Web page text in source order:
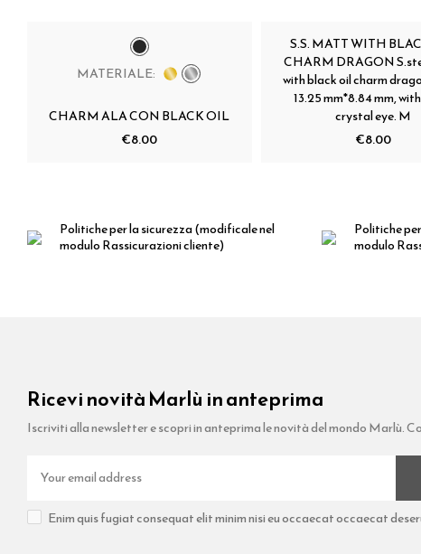
MATERIALE:
CHARM ALA CON BLACK OIL
€8.00
S.S. MATT WITH
CHARM DRAGON
with black oil charm
13.25 mm*8.84 mm,
crystal eye. M
€8.00
Politiche per la sicurezza(modificale nel
modulo Rassicurazioni cliente)
Politiche
modulo
Ricevi novità Marlù in anteprima
Iscriviti alla newsletter e scopri in anteprima le novità del mondo Marlù.
Enim quis fugiat consequat elit minim nisi eu occaecat occaecat